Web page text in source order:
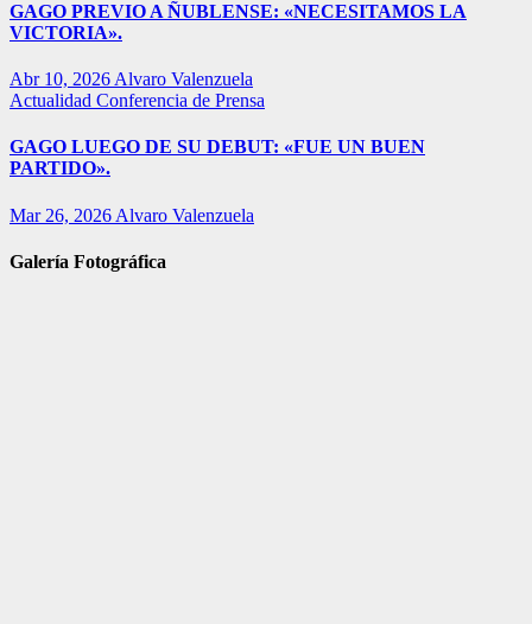
GAGO PREVIO A ÑUBLENSE: «NECESITAMOS LA
VICTORIA».
Abr 10, 2026 Alvaro Valenzuela
Actualidad Conferencia de Prensa
GAGO LUEGO DE SU DEBUT: «FUE UN BUEN
PARTIDO».
Mar 26, 2026 Alvaro Valenzuela
Galería Fotográfica